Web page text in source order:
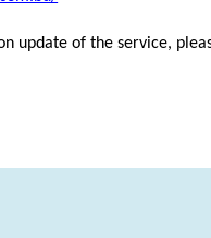
update of the service,